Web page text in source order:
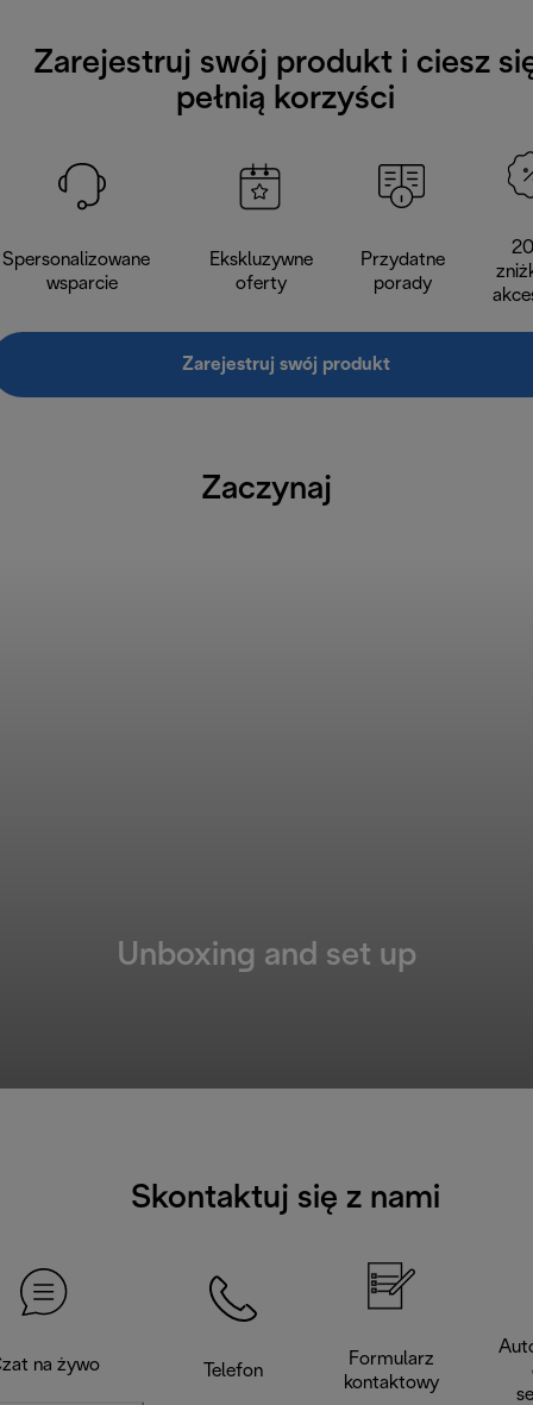
Zarejestruj swój produkt i ciesz
pełnią korzyści
Spersonalizowane
wsparcie
Ekskluzywne
oferty
Przydatne
porady
Zarejestruj swój produkt
Zaczynaj
Unboxing and set up
Skontaktuj się z nami
na żywo Telefon
Formularz
kontaktowy